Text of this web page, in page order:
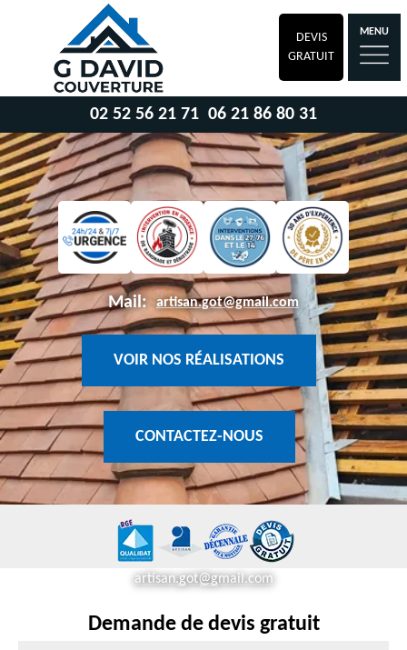
DEVIS
GRATUIT
MENU
02 52 56 21 71 06 21 86 80 31
Mail: artisan.got@gmail.com
VOIR NOS RÉALISATIONS
CONTACTEZ-NOUS
artisan.got@gmail.com
Demande de devis gratuit